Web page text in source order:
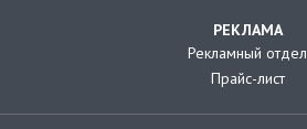
РЕКЛАМА
Рекламный отдел
Прайс-лист